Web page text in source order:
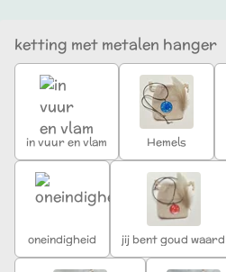
ketting met metalen hanger
in vuur en vlam Hemels
oneindigheid jij bent goud waard